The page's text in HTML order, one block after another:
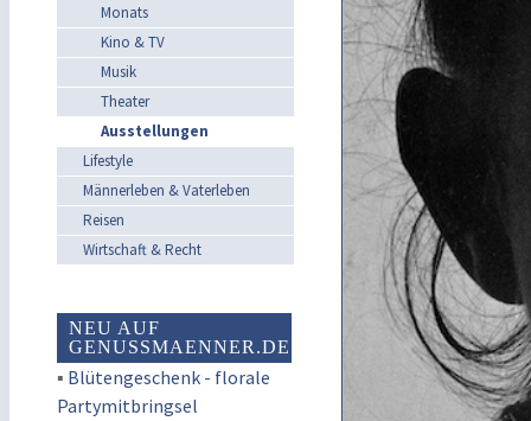
Monats
Kino & TV
Musik
Theater
Ausstellungen
Lifestyle
Männerleben & Vaterleben
Reisen
Wirtschaft & Recht
NEU AUF
GENUSSMAENNER.DE
▪ Blütengeschenk - florale
Partymitbringsel